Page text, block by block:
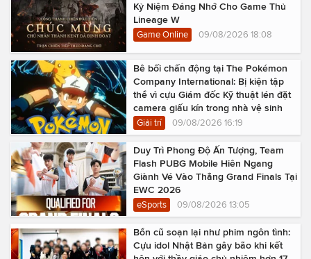
Kỷ Niệm Đáng Nhớ Cho Game Thủ
Lineage W
Game Online 09/08/2026 18:08
Bê bối chấn động tại The Pokémon
Company International: Bị kiện tập
thể vì cựu Giám đốc Kỹ thuật lén đặt
camera giấu kín trong nhà vệ sinh
Giải trí 09/08/2026 16:19
Duy Trì Phong Độ Ấn Tượng, Team
Flash PUBG Mobile Hiên Ngang
Giành Vé Vào Thẳng Grand Finals Tại
EWC 2026
eSports 09/08/2026 13:05
Bổn cũ soạn lại như phim ngôn tình:
Cựu idol Nhật Bản gây bão khi kết